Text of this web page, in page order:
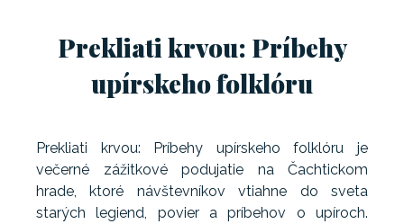
Prekliati krvou: Príbehy
upírskeho folklóru
Prekliati krvou: Príbehy upírskeho folklóru je
večerné zážitkové podujatie na Čachtickom
hrade, ktoré návštevníkov vtiahne do sveta
starých legiend, povier a príbehov o upíroch.